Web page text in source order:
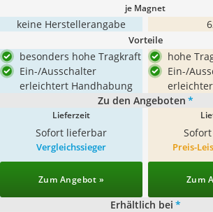
je Magnet
keine Herstellerangabe
Vorteile
besonders hohe Tragkraft
Ein-/Ausschalter
erleichtert Handhabung
hohe
Ein-/
Zu den Angeboten *
Lieferzeit
Sofort lieferbar
Vergleichssieger
Zum Angebot »
Preis-
Zum
Erhältlich bei *